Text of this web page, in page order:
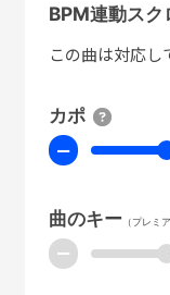
BPM連動スク
この曲は対応し
カポ
ー
曲のキー（プレミ
ー